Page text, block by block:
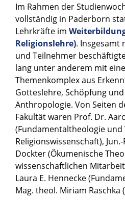
Im Rahmen der
vollständig in Paderborn
Lehrkräfte im
Religionslehre). Insgesamt
und Teilnehmer
lang unter anderem mit
Themenkomplex aus
Gotteslehre, Schöpfung
Anthropologie. Von Seiten
Fakultät waren Prof. Dr.
(Fundamentaltheologie und
Religionswissenschaft),
Dockter (Ökumenische
wissenschaftlichen
Laura E. Hennecke
Mag. theol. Miriam